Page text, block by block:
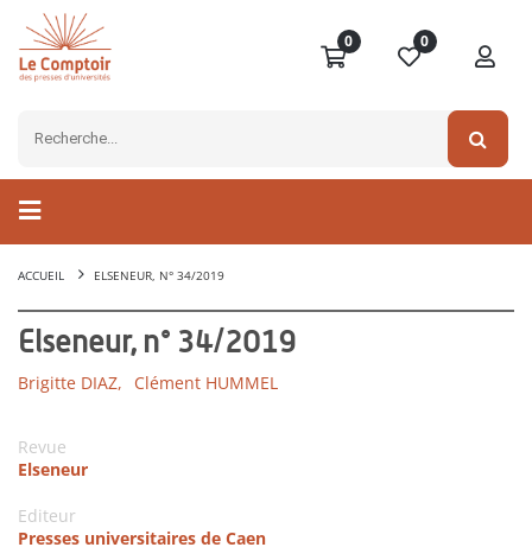
0 0
ACCUEIL ELSENEUR, N° 34/2019
Elseneur, n° 34/2019
Brigitte DIAZ, Clément HUMMEL
Revue
Elseneur
Editeur
Presses universitaires de Caen